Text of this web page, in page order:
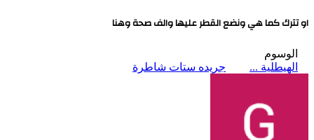
او تترك كما هي ونضع القطر عليها والف صحة وهنا
الوسوم
الهيطلية ...
جريده ستات شاطرة